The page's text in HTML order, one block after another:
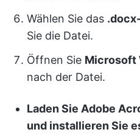
Wählen Sie das
Sie die Datei.
Öffnen Sie Microsoft
nach der Datei.
Laden Sie Adobe
und installieren Sie